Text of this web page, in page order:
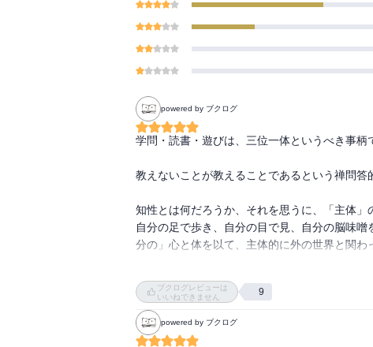
powered by ブクログ
学問・読書・遊びは、三位一体というべき事
教えないことが教えることであるという禅問答
知性とは何だろうか、それを思うに、「主体」
自分の足で歩き、自分の目で見、自分の脳味
分の」心と体を以て、主体的に外の世界と関わ
気になったのは、以下です。
・「方法」というのは別に「曰く言いがたく
す。ものの見方。
ブクログレビューは
いいねできません
9
powered by ブクログ